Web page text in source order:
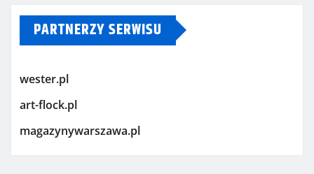
PARTNERZY SERWISU
wester.pl
art-flock.pl
magazynywarszawa.pl